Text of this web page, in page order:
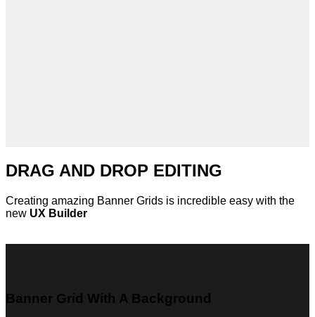
DRAG AND DROP EDITING
Creating amazing Banner Grids is incredible easy with the
new UX Builder
Banner Grid With A Background